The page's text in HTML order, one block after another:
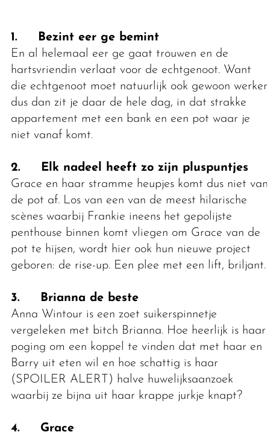
1. Bezint eer ge bemint
En al helemaal eer ge gaat trouwen en de
hartsvriendin verlaat voor de echtgenoot. Want
die echtgenoot moet natuurlijk ook gewoon werken
dus dan zit je daar de hele dag, in dat strakke
appartement met een bank en een pot waar je
niet vanaf komt.
2. Elk nadeel heeft zo zijn pluspuntjes
Grace en haar stramme heupjes komt dus niet van
de pot af. Los van een van de meest hilarische
scènes waarbij Frankie ineens het gepolijste
penthouse binnen komt vliegen om Grace van de
pot te hijsen, wordt hier ook hun nieuwe project
geboren: de rise-up. Een plee met een lift, briljant.
3. Brianna de beste
Anna Wintour is een zoet suikerspinnetje
vergeleken met bitch Brianna. Hoe heerlijk is haar
poging om een koppel te vinden dat met haar en
Barry uit eten wil en hoe schattig is haar
(SPOILER ALERT) halve huwelijksaanzoek
waarbij ze bijna uit haar krappe jurkje knapt?
4. Grace